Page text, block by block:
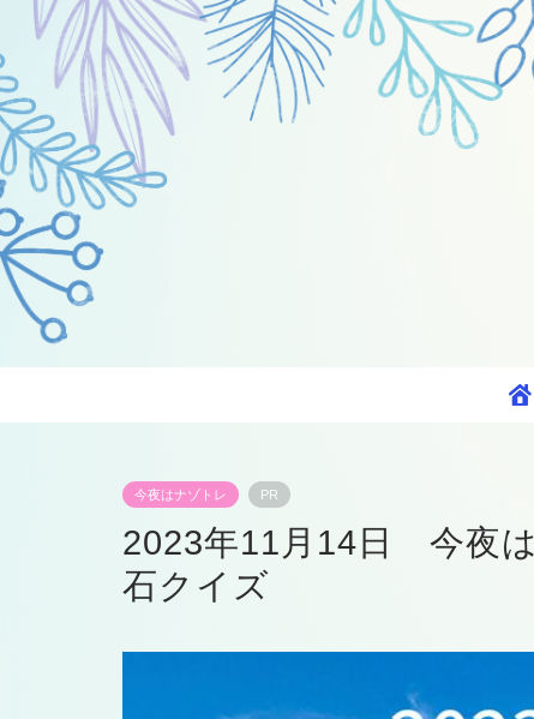
今夜はナゾトレ PR
2023年11月14日 今夜
石クイズ